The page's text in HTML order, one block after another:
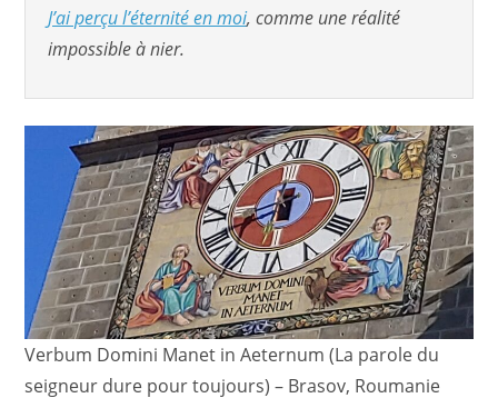
J’ai perçu l’éternité en moi, comme une réalité
impossible à nier.
Verbum Domini Manet in Aeternum (La parole du
seigneur dure pour toujours) – Brasov, Roumanie